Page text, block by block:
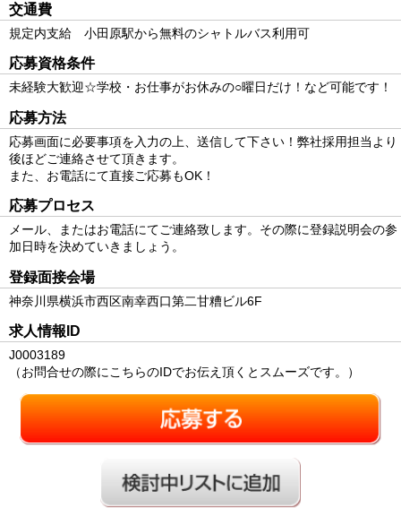
交通費
規定内支給 小田原駅から無料のシャトルバス利用可
応募資格条件
未経験大歓迎☆学校・お仕事がお休みの○曜日だけ！など可能です！
応募方法
応募画面に必要事項を入力の上、送信して下さい！弊社採用担当より
後ほどご連絡させて頂きます。
また、お電話にて直接ご応募もOK！
応募プロセス
メール、またはお電話にてご連絡致します。その際に登録説明会の参
加日時を決めていきましょう。
登録面接会場
神奈川県横浜市西区南幸西口第二甘糟ビル6F
求人情報ID
J0003189
（お問合せの際にこちらのIDでお伝え頂くとスムーズです。）